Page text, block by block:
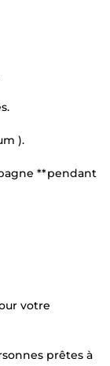
).
**pendant
votre
prêtes à